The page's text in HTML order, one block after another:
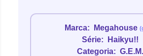
Marca: Megahouse
Série:
Haikyu!!
Categoria: G.E.M.